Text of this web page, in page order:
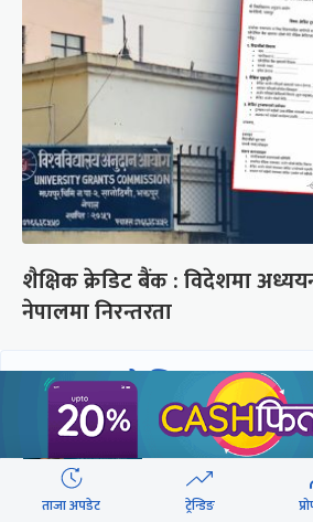
शैक्षिक क्रेडिट बैंक : विदेशमा
नेपालमा निरन्तरता
छुटाउनुभयो कि ?
संसद्लाई टेर्दैनन्
छन् सभामुख
ताजा अपडेट ट्रेन्डिङ